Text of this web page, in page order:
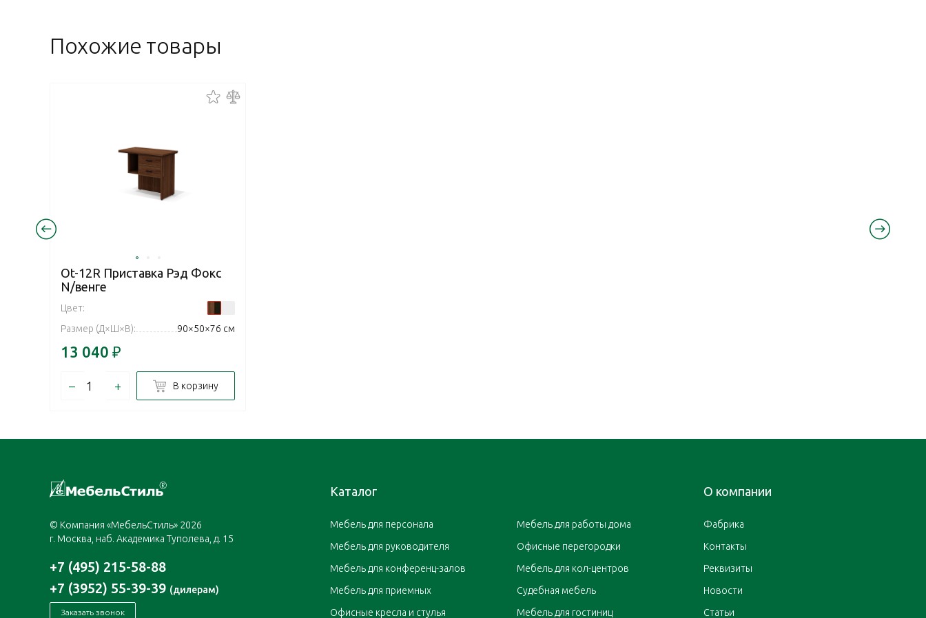
Похожие товары
Ot-12R Приставка Рэд Фокс
N/венге
Цвет:
Размер (Д×Ш×В):
90×50×76 см
13 040 ₽
– + В корзину
© Компания «МебельСтиль» 2026
г. Москва, наб. Академика Туполева, д. 15
+7 (495) 215-58-88
+7 (3952) 55-39-39 (дилерам)
Заказать звонок
Каталог
Мебель для персонала
Мебель для руководителя
Мебель для конференц-залов
Мебель для приемных
Офисные кресла и стулья
Мебель для работы дома
Офисные перегородки
Мебель для кол-центров
Судебная мебель
Мебель для гостиниц
О компании
Фабрика
Контакты
Реквизиты
Новости
Статьи